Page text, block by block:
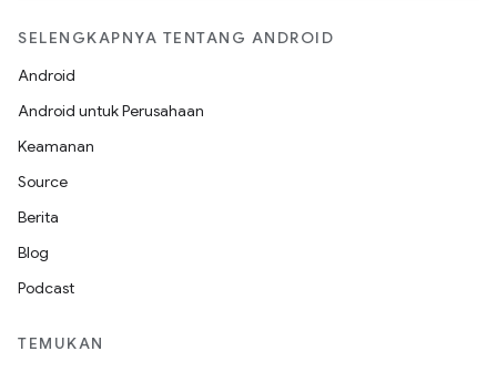
SELENGKAPNYA TENTANG ANDROID
Android
Android untuk Perusahaan
Keamanan
Source
Berita
Blog
Podcast
TEMUKAN